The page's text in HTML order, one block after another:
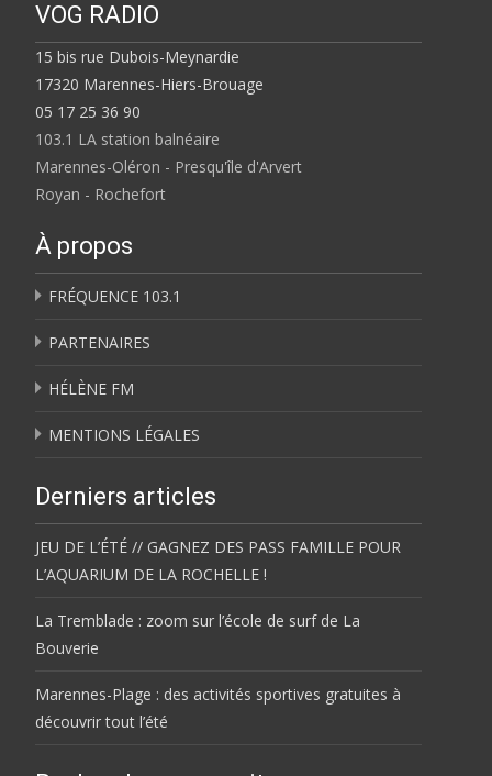
VOG RADIO
15 bis rue Dubois-Meynardie
17320 Marennes-Hiers-Brouage
05 17 25 36 90
103.1 LA station balnéaire
Marennes-Oléron - Presqu'île d'Arvert
Royan - Rochefort
À propos
FRÉQUENCE 103.1
PARTENAIRES
HÉLÈNE FM
MENTIONS LÉGALES
Derniers articles
JEU DE L’ÉTÉ // GAGNEZ DES PASS FAMILLE POUR
L’AQUARIUM DE LA ROCHELLE !
La Tremblade : zoom sur l’école de surf de La
Bouverie
Marennes-Plage : des activités sportives gratuites à
découvrir tout l’été